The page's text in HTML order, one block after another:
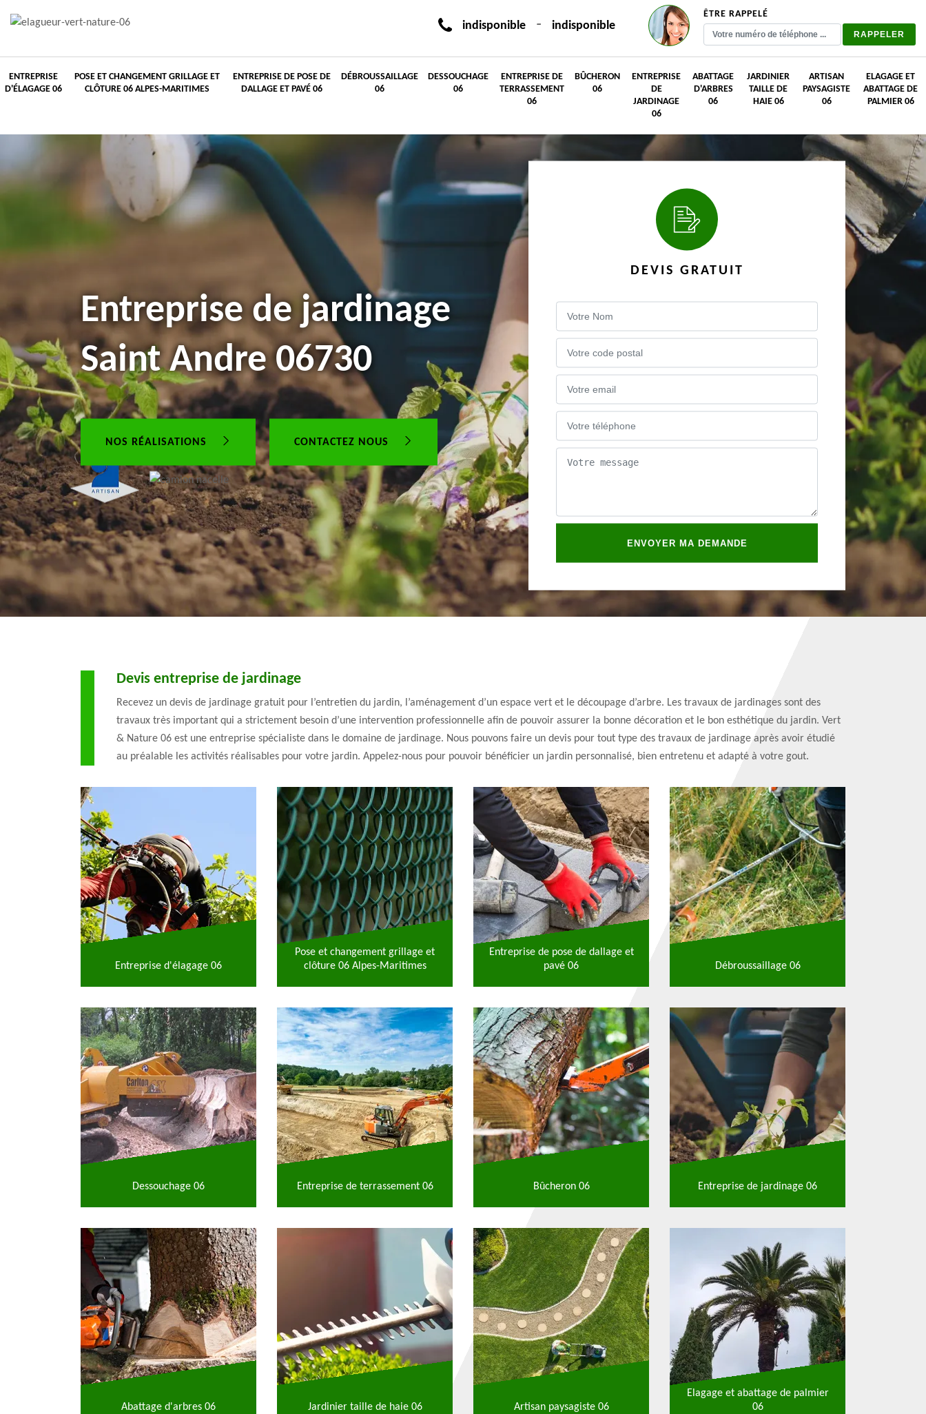
indisponible - indisponible
ÊTRE RAPPELÉ
ENTREPRISE
D'ÉLAGAGE 06
POSE ET CHANGEMENT GRILLAGE ET
CLÔTURE 06 ALPES-MARITIMES
ENTREPRISE DE POSE DE
DALLAGE ET PAVÉ 06
DÉBROUSSAILLAGE
06
DESSOUCHAGE
06
ENTREPRISE DE
TERRASSEMENT
06
BÛCHERON
06
ENTREPRISE
DE
JARDINAGE
06
ABATTAGE
D'ARBRES
06
JARDINIER
TAILLE DE
HAIE 06
ARTISAN
PAYSAGISTE
06
ELAGAGE ET
ABATTAGE DE
PALMIER 06
Entreprise de jardinage
Saint Andre 06730
NOS RÉALISATIONS CONTACTEZ NOUS
DEVIS GRATUIT
Devis entreprise de jardinage
Recevez un devis de jardinage gratuit pour l’entretien du jardin, l’aménagement d’un espace vert et le découpage d’arbre. Les travaux de jardinages sont des
travaux très important qui a strictement besoin d’une intervention professionnelle afin de pouvoir assurer la bonne décoration et le bon esthétique du jardin. Vert
& Nature 06 est une entreprise spécialiste dans le domaine de jardinage. Nous pouvons faire un devis pour tout type des travaux de jardinage après avoir étudié
au préalable les activités réalisables pour votre jardin. Appelez-nous pour pouvoir bénéficier un jardin personnalisé, bien entretenu et adapté à votre gout.
Entreprise d'élagage 06
Pose et changement grillage et
clôture 06 Alpes-Maritimes
Entreprise de pose de dallage et
pavé 06
Débroussaillage 06
Dessouchage 06 Entreprise de terrassement 06 Bûcheron 06 Entreprise de jardinage 06
Abattage d'arbres 06 Jardinier taille de haie 06 Artisan paysagiste 06
Elagage et abattage de palmier
06